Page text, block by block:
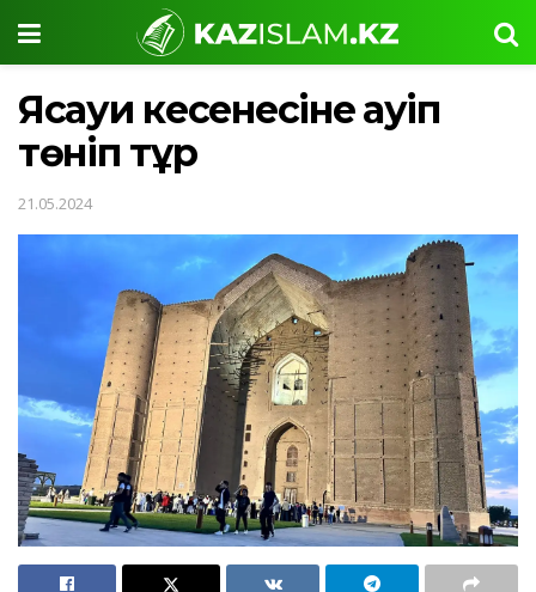
Ясауи кесенесіне қауіп
төніп тұр
21.05.2024